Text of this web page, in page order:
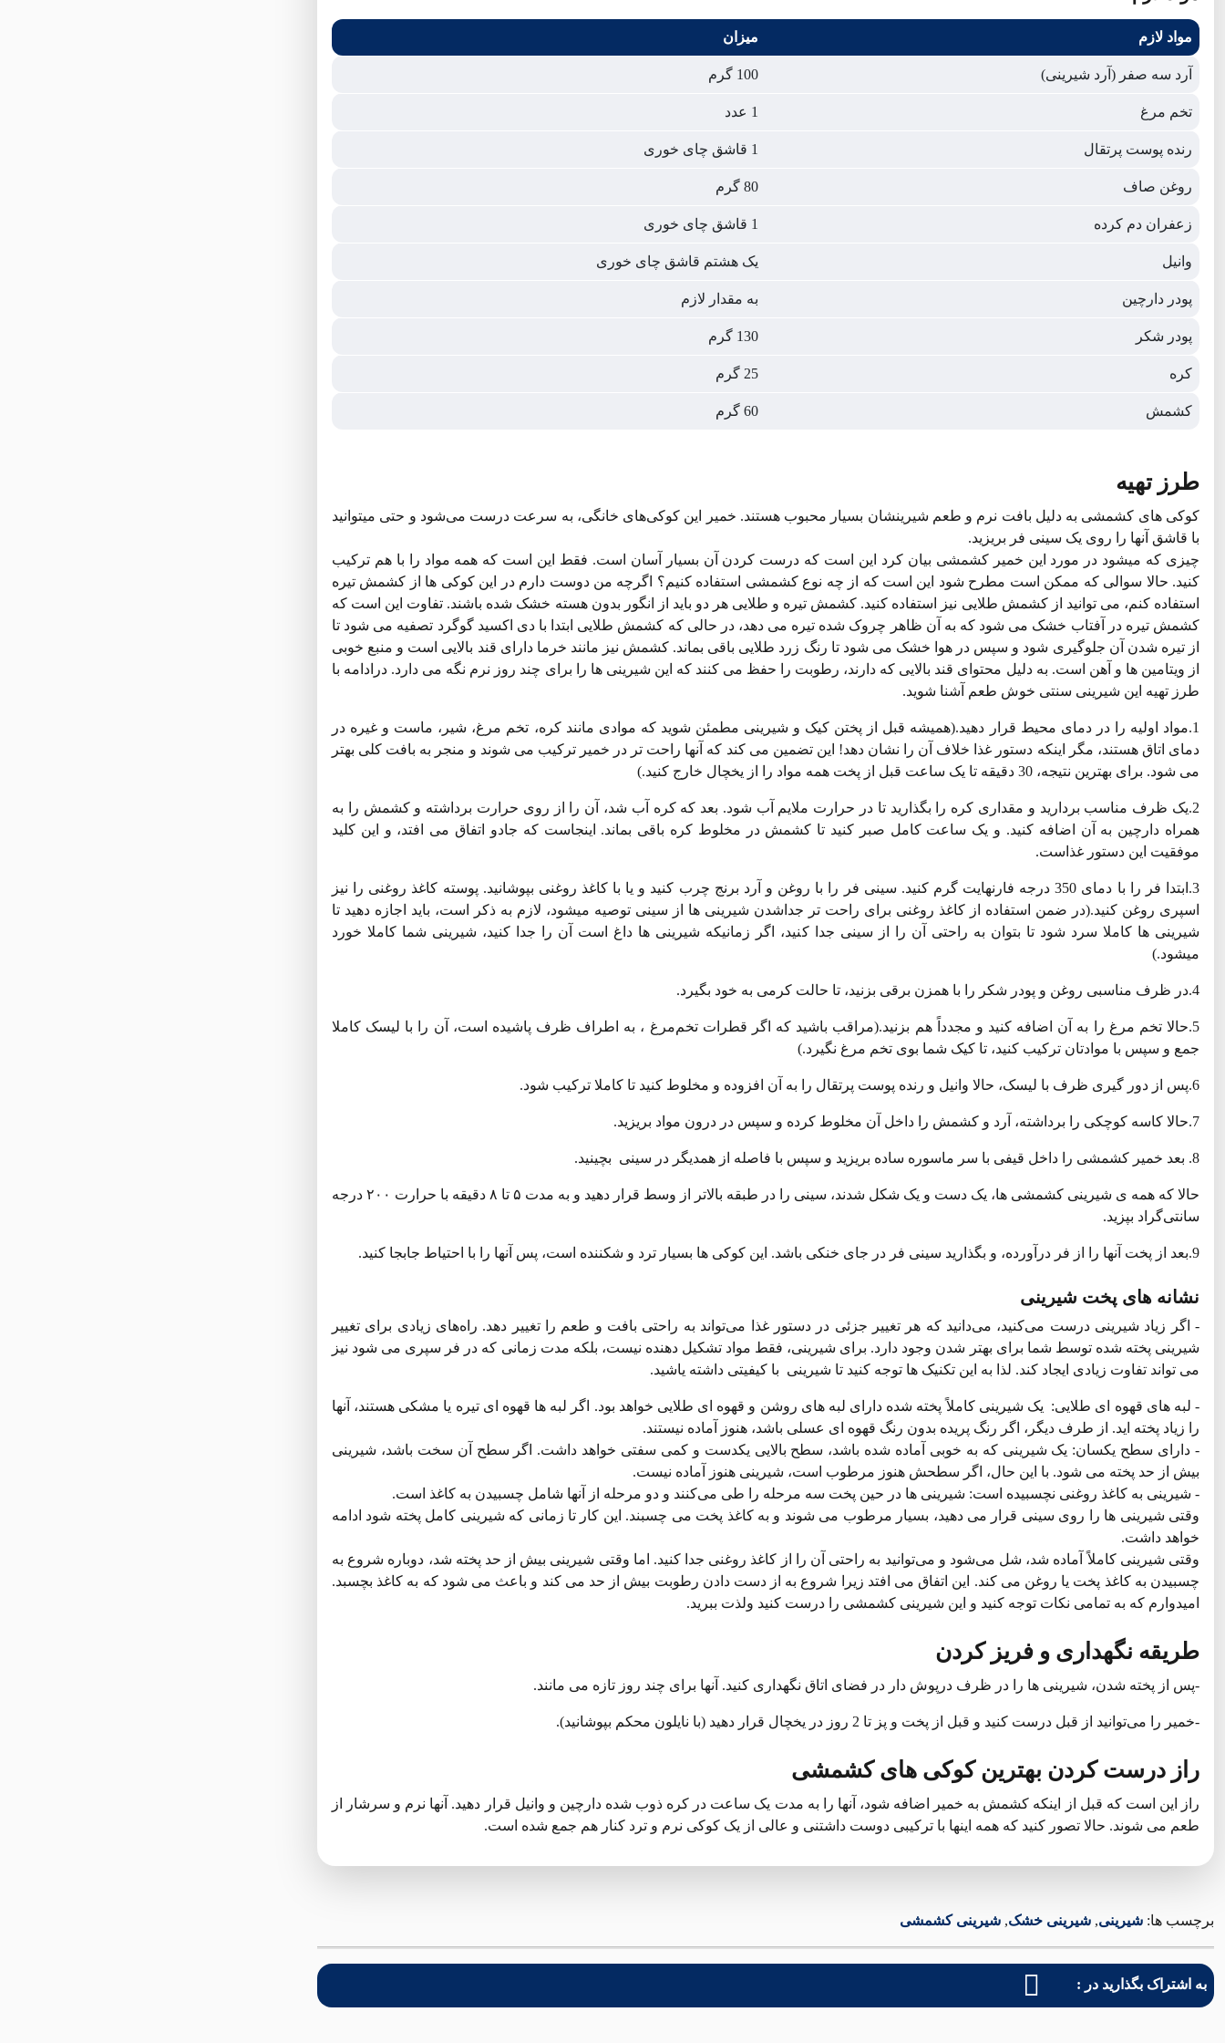
مواد لازم میزان
آرد سه صفر (آرد شیرینی) 100 گرم
تخم مرغ 1 عدد
رنده پوست پرتقال 1 قاشق چای خوری
روغن صاف 80 گرم
زعفران دم کرده 1 قاشق چای خوری
وانیل یک هشتم قاشق چای خوری
پودر دارچین به مقدار لازم
پودر شکر 130 گرم
کره 25 گرم
کشمش 60 گرم
طرز تهیه
کوکی های کشمشی به دلیل بافت نرم و طعم شیرینشان بسیار محبوب هستند. خمیر این کوکی‌های خانگی، به سرعت درست می‌شود و حتی میتوانید
با قاشق‌ آنها را روی یک سینی فر بریزید.
چیزی که میشود در مورد این خمیر کشمشی بیان کرد این است که درست کردن آن بسیار آسان است. فقط این است که همه مواد را با هم ترکیب
کنید. حالا سوالی که ممکن است مطرح شود این است که از چه نوع کشمشی استفاده کنیم؟ اگرچه من دوست دارم در این کوکی ها از کشمش تیره
استفاده کنم، می توانید از کشمش طلایی نیز استفاده کنید. کشمش تیره و طلایی هر دو باید از انگور بدون هسته خشک شده باشند. تفاوت این است که
کشمش تیره در آفتاب خشک می شود که به آن ظاهر چروک شده تیره می دهد، در حالی که کشمش طلایی ابتدا با دی اکسید گوگرد تصفیه می شود تا
از تیره شدن آن جلوگیری شود و سپس در هوا خشک می شود تا رنگ زرد طلایی باقی بماند. کشمش نیز مانند خرما دارای قند بالایی است و منبع خوبی
از ویتامین ها و آهن است. به دلیل محتوای قند بالایی که دارند، رطوبت را حفظ می کنند که این شیرینی ها را برای چند روز نرم نگه می دارد. درادامه با
طرز تهیه این شیرینی سنتی خوش طعم آشنا شوید.
1.مواد اولیه را در دمای محیط قرار دهید.(همیشه قبل از پختن کیک و شیرینی مطمئن شوید که موادی مانند کره، تخم مرغ، شیر، ماست و غیره در
دمای اتاق هستند، مگر اینکه دستور غذا خلاف آن را نشان دهد! این تضمین می کند که آنها راحت تر در خمیر ترکیب می شوند و منجر به بافت کلی بهتر
می شود. برای بهترین نتیجه، 30 دقیقه تا یک ساعت قبل از پخت همه مواد را از یخچال خارج کنید.)
2.یک ظرف مناسب بردارید و مقداری کره را بگذارید تا در حرارت ملایم آب شود. بعد که کره آب شد، آن را از روی حرارت برداشته و کشمش را به
همراه دارچین به آن اضافه کنید. و یک ساعت کامل صبر کنید تا کشمش در مخلوط کره باقی بماند. اینجاست که جادو اتفاق می افتد، و این کلید
موفقیت این دستور غذاست.
3.ابتدا فر را با دمای 350 درجه فارنهایت گرم کنید. سینی فر را با روغن و آرد برنج چرب کنید و یا با کاغذ روغنی بپوشانید. پوسته کاغذ روغنی را نیز
اسپری روغن کنید.(در ضمن استفاده از کاغذ روغنی برای راحت تر جداشدن شیرینی ها از سینی توصیه میشود، لازم به ذکر است، باید اجازه دهید تا
شیرینی ها کاملا سرد شود تا بتوان به راحتی آن را از سینی جدا کنید، اگر زمانیکه شیرینی ها داغ است آن را جدا کنید، شیرینی شما کاملا خورد
میشود.)
4.در ظرف مناسبی روغن و پودر شکر را با همزن برقی بزنید، تا حالت کرمی به خود بگیرد.
5.حالا تخم مرغ را به آن اضافه کنید و مجدداً هم بزنید.(مراقب باشید که اگر قطرات تخم‌مرغ ، به اطراف ظرف پاشیده است، آن را با لیسک کاملا
جمع و سپس با موادتان ترکیب کنید، تا کیک شما بوی تخم مرغ نگیرد.)
6.پس از دور گیری ظرف با لیسک، حالا وانیل و رنده پوست پرتقال را به آن افزوده و مخلوط کنید تا کاملا ترکیب شود.
7.حالا کاسه کوچکی را برداشته، آرد و کشمش را داخل آن مخلوط کرده و سپس در درون مواد بریزید.
8. بعد خمیر کشمشی را داخل قیفی با سر ماسوره ساده بریزید و سپس با فاصله از همدیگر در سینی بچینید.
حالا که همه ی شیرینی کشمشی ها، یک دست و یک شکل شدند، سینی را در طبقه بالاتر از وسط قرار دهید و به مدت ۵ تا ۸ دقیقه با حرارت ۲۰۰ درجه
سانتی‌گراد بپزید.
9.بعد از پخت آنها را از فر درآورده، و بگذارید سینی فر در جای خنکی باشد. این کوکی ها بسیار ترد و شکننده است، پس آنها را با احتیاط جابجا کنید.
نشانه های پخت شیرینی
- اگر زیاد شیرینی درست می‌کنید، می‌دانید که هر تغییر جزئی در دستور غذا می‌تواند به راحتی بافت و طعم را تغییر دهد. راه‌های زیادی برای تغییر
شیرینی پخته شده توسط شما برای بهتر شدن وجود دارد. برای شیرینی، فقط مواد تشکیل دهنده نیست، بلکه مدت زمانی که در فر سپری می شود نیز
می تواند تفاوت زیادی ایجاد کند. لذا به این تکنیک ها توجه کنید تا شیرینی با کیفیتی داشته یاشید.
- لبه های قهوه ای طلایی: یک شیرینی کاملاً پخته شده دارای لبه های روشن و قهوه ای طلایی خواهد بود. اگر لبه ها قهوه ای تیره یا مشکی هستند، آنها
را زیاد پخته اید. از طرف دیگر، اگر رنگ پریده بدون رنگ قهوه ای عسلی باشد، هنوز آماده نیستند.
- دارای سطح یکسان: یک شیرینی که به خوبی آماده شده باشد، سطح بالایی یکدست و کمی سفتی خواهد داشت. اگر سطح آن سخت باشد، شیرینی
بیش از حد پخته می شود. با این حال، اگر سطحش هنوز مرطوب است، شیرینی هنوز آماده نیست.
- شیرینی به کاغذ روغنی نچسبیده است: شیرینی ها در حین پخت سه مرحله را طی می‌کنند و دو مرحله از آنها شامل چسبیدن به کاغذ است.
وقتی شیرینی ها را روی سینی قرار می دهید، بسیار مرطوب می شوند و به کاغذ پخت می چسبند. این کار تا زمانی که شیرینی کامل پخته شود ادامه
خواهد داشت.
وقتی شیرینی کاملاً آماده شد، شل می‌شود و می‌توانید به راحتی آن را از کاغذ روغنی جدا کنید. اما وقتی شیرینی بیش از حد پخته شد، دوباره شروع به
چسبیدن به کاغذ پخت یا روغن می کند. این اتفاق می افتد زیرا شروع به از دست دادن رطوبت بیش از حد می کند و باعث می شود که به کاغذ بچسبد.
امیدوارم که به تمامی نکات توجه کنید و این شیرینی کشمشی را درست کنید ولذت ببرید.
طریقه نگهداری و فریز کردن
-پس از پخته شدن، شیرینی ها را در ظرف درپوش دار در فضای اتاق نگهداری کنید. آنها برای چند روز تازه می مانند.
-خمیر را می‌توانید از قبل درست کنید و قبل از پخت و پز تا 2 روز در یخچال قرار دهید (با نایلون محکم بپوشانید).
راز درست کردن بهترین کوکی های کشمشی
راز این است که قبل از اینکه کشمش به خمیر اضافه شود، آنها را به مدت یک ساعت در کره ذوب شده دارچین و وانیل قرار دهید. آنها نرم و سرشار از
طعم می شوند. حالا تصور کنید که همه اینها با ترکیبی دوست داشتنی و عالی از یک کوکی نرم و ترد کنار هم جمع شده است.
برچسب ها: شیرینی, شیرینی خشک, شیرینی کشمشی
به اشتراک بگذارید در :